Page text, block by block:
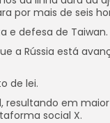
por mais de seis
e defesa de Taiwan.
a Rússia está
de lei.
resultando em
social X.